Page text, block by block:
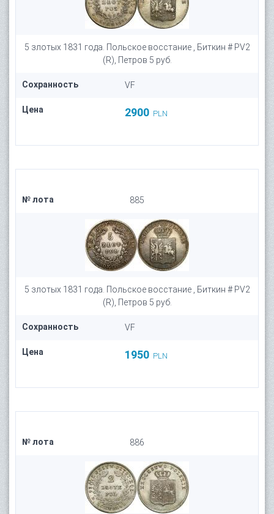
5 злотых 1831 года. Польское восстание , Биткин # PV2
(R), Петров 5 руб.
Сохранность VF
Цена 2900 PLN
№ лота 885
5 злотых 1831 года. Польское восстание , Биткин # PV2
(R), Петров 5 руб.
Сохранность VF
Цена 1950 PLN
№ лота 886